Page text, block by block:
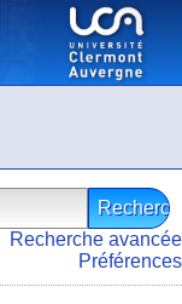
Recherche avancée
Préférences